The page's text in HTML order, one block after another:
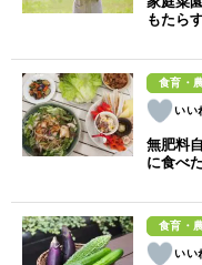
もたら
食育・
無肥料
に食べ
食育・